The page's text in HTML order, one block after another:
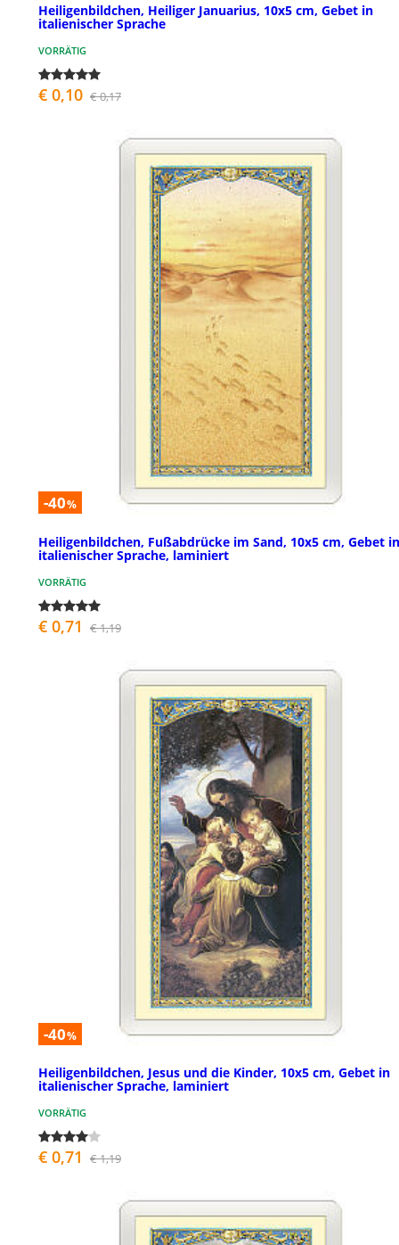
Heiligenbildchen, Heiliger Januarius, 10x5 cm, Gebet in
italienischer Sprache
VORRÄTIG
€ 0,10 € 0,17
-40%
Heiligenbildchen, Fußabdrücke im Sand, 10x5 cm, Gebet in
italienischer Sprache, laminiert
VORRÄTIG
€ 0,71 € 1,19
-40%
Heiligenbildchen, Jesus und die Kinder, 10x5 cm, Gebet in
italienischer Sprache, laminiert
VORRÄTIG
€ 0,71 € 1,19